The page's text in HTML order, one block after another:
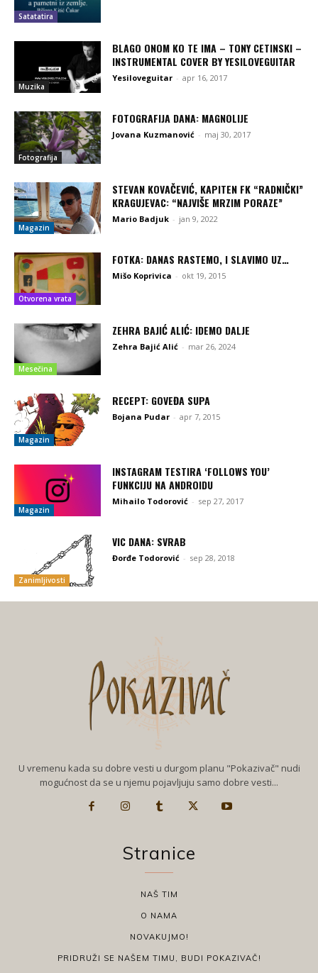
Satatatira
Muzika
BLAGO ONOM KO TE IMA – TONY CETINSKI –
INSTRUMENTAL COVER BY YESILOVEGUITAR
Yesiloveguitar - apr 16, 2017
Fotografija
FOTOGRAFIJA DANA: MAGNOLIJE
Jovana Kuzmanović - maj 30, 2017
Magazin
STEVAN KOVAČEVIĆ, KAPITEN FK “RADNIČKI”
KRAGUJEVAC: “NAJVIŠE MRZIM PORAZE”
Mario Badjuk - jan 9, 2022
Otvorena vrata
FOTKA: DANAS RASTEMO, I SLAVIMO UZ…
Mišo Koprivica - okt 19, 2015
Mesečina
ZEHRA BAJIĆ ALIĆ: IDEMO DALJE
Zehra Bajić Alić - mar 26, 2024
Magazin
RECEPT: GOVEĐA SUPA
Bojana Pudar - apr 7, 2015
Magazin
INSTAGRAM TESTIRA ‘FOLLOWS YOU’
FUNKCIJU NA ANDROIDU
Mihailo Todorović - sep 27, 2017
Zanimljivosti
VIC DANA: SVRAB
Đorđe Todorović - sep 28, 2018
U vremenu kada su dobre vesti u durgom planu "Pokazivač" nudi
mogućnost da se u njemu pojavljuju samo dobre vesti...
Stranice
NAŠ TIM
O NAMA
NOVAKUJMO!
PRIDRUŽI SE NAŠEM TIMU, BUDI POKAZIVAČ!